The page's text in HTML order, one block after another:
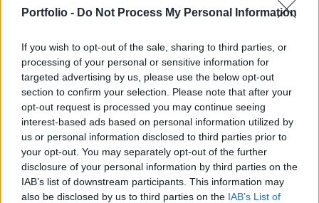
Portfolio - Do Not Process My Personal Information
If you wish to opt-out of the sale, sharing to third parties, or
processing of your personal or sensitive information for
targeted advertising by us, please use the below opt-out
section to confirm your selection. Please note that after your
opt-out request is processed you may continue seeing
interest-based ads based on personal information utilized by
us or personal information disclosed to third parties prior to
your opt-out. You may separately opt-out of the further
disclosure of your personal information by third parties on the
IAB’s list of downstream participants. This information may
also be disclosed by us to third parties on the IAB’s List of
lengyel piacra is belépne, folytatva a regionális
Property Investment Forum 2026A hazai ingatlanpiac
legnagyobb üzleti és networking találkozója! Idén a 22.
alkalommal!Információ és jelentkezésErősen zárta 2025
harmadik negyedévét a Shopper Park Plus, az első kilenc
hónapban 31,3 millió eurós adózott eredményt ért el, ami
95 százalékos növekedést jelent az előző év azonos
időszakához képest. A bővülés fő hajtóereje...